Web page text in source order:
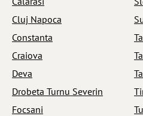
Cluj Napoca
Constanta
Craiova
Deva
Drobeta Turnu Severin
Focsani